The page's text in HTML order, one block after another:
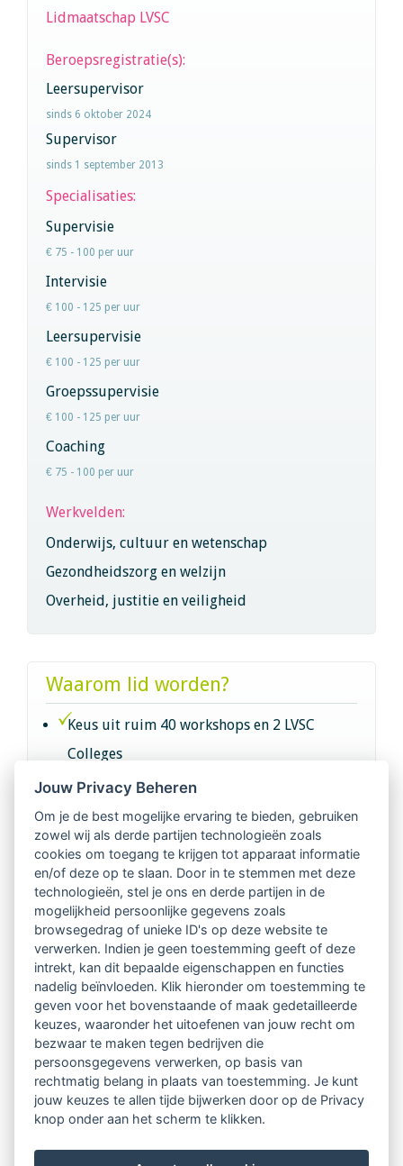
Lidmaatschap LVSC
Beroepsregistratie(s):
Leersupervisor
sinds 6 oktober 2024
Supervisor
sinds 1 september 2013
Specialisaties:
Supervisie
€ 75 - 100 per uur
Intervisie
€ 100 - 125 per uur
Leersupervisie
€ 100 - 125 per uur
Groepssupervisie
€ 100 - 125 per uur
Coaching
€ 75 - 100 per uur
Werkvelden:
Onderwijs, cultuur en wetenschap
Gezondheidszorg en welzijn
Overheid, justitie en veiligheid
Waarom lid worden?
Keus uit ruim 40 workshops en 2 LVSC
Colleges
Intervisie met geregistreerde vakgenoten
Netwerk van 2100 professionals in 14
regio's
Vindbaar voor opdrachtgevers
Tijdschrift voor
Begeleidingskunde & kennisbank
Beroepsregistratie (LVSC keurmerk)
Lid worden van LVSC
Jouw Privacy Beheren
Om je de best mogelijke ervaring te bieden, gebruiken
zowel wij als derde partijen technologieën zoals
cookies om toegang te krijgen tot apparaat informatie
en/of deze op te slaan. Door in te stemmen met deze
technologieën, stel je ons en derde partijen in de
mogelijkheid persoonlijke gegevens zoals
browsegedrag of unieke ID's op deze website te
verwerken. Indien je geen toestemming geeft of deze
intrekt, kan dit bepaalde eigenschappen en functies
nadelig beïnvloeden. Klik hieronder om toestemming te
geven voor het bovenstaande of maak gedetailleerde
keuzes, waaronder het uitoefenen van jouw recht om
bezwaar te maken tegen bedrijven die
persoonsgegevens verwerken, op basis van
rechtmatig belang in plaats van toestemming. Je kunt
jouw keuzes te allen tijde bijwerken door op de Privacy
knop onder aan het scherm te klikken.